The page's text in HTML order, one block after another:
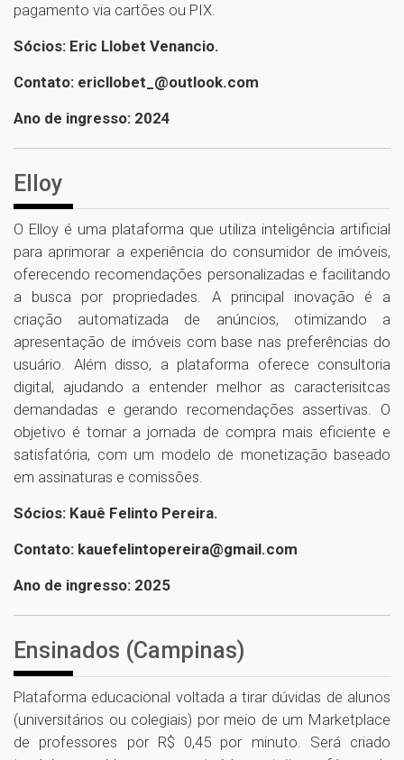
pagamento via cartões ou PIX.
Sócios: Eric Llobet Venancio.
Contato: ericllobet_@outlook.com
Ano de ingresso: 2024
Elloy
O Elloy é uma plataforma que utiliza inteligência artificial
para aprimorar a experiência do consumidor de imóveis,
oferecendo recomendações personalizadas e facilitando
a busca por propriedades. A principal inovação é a
criação automatizada de anúncios, otimizando a
apresentação de imóveis com base nas preferências do
usuário. Além disso, a plataforma oferece consultoria
digital, ajudando a entender melhor as caracterisitcas
demandadas e gerando recomendações assertivas. O
objetivo é tornar a jornada de compra mais eficiente e
satisfatória, com um modelo de monetização baseado
em assinaturas e comissões.
Sócios: Kauê Felinto Pereira.
Contato: kauefelintopereira@gmail.com
Ano de ingresso: 2025
Ensinados (Campinas)
Plataforma educacional voltada a tirar dúvidas de alunos
(universitários ou colegiais) por meio de um Marketplace
de professores por R$ 0,45 por minuto. Será criado